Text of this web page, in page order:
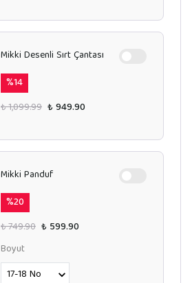
Mikki Desenli Sırt Çantası
%14
₺ 1,099.99 ₺ 949.90
Mikki Panduf
%20
₺ 749.90 ₺ 599.90
Boyut